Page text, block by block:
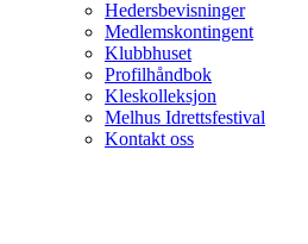
Hedersbevisninger
Medlemskontingent
Klubbhuset
Profilhåndbok
Kleskolleksjon
Melhus Idrettsfestival
Kontakt oss